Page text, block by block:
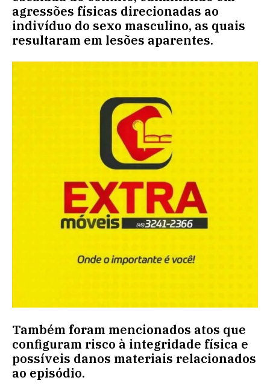
agressões físicas direcionadas ao
indivíduo do sexo masculino, as quais
resultaram em lesões aparentes.
Também foram mencionados atos que
configuram risco à integridade física e
possíveis danos materiais relacionados
ao episódio.